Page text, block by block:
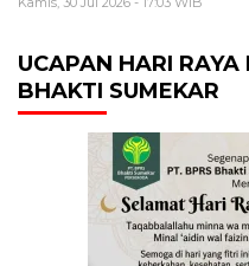
UCAPAN HARI
BHAKTI SUMEKAR